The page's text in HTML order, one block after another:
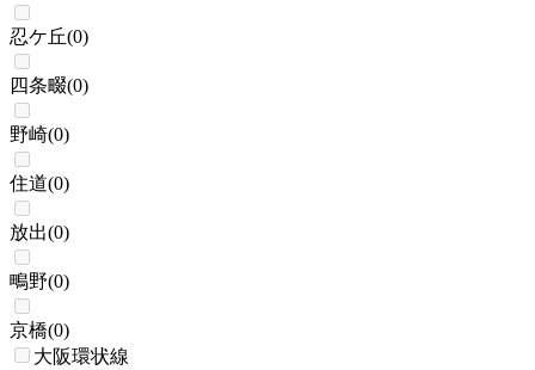
忍ケ丘(0)
四条畷(0)
野崎(0)
住道(0)
放出(0)
鴫野(0)
京橋(0)
大阪環状線